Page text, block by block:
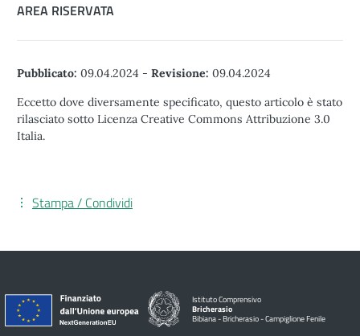
AREA RISERVATA
Pubblicato: 09.04.2024 - Revisione: 09.04.2024
Eccetto dove diversamente specificato, questo articolo è stato
rilasciato sotto Licenza Creative Commons Attribuzione 3.0
Italia.
Stampa / Condividi
Istituto Comprensivo
Bricherasio
Bibiana - Bricherasio - Campiglione Fenile